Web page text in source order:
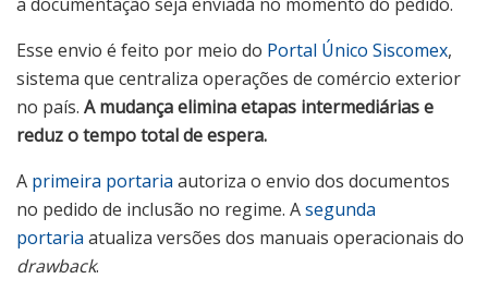
Esse envio é feito por meio do Portal Único Siscomex,
sistema que centraliza operações de comércio exterior
no país. A mudança elimina etapas intermediárias e
reduz o tempo total de espera.
A primeira portaria autoriza o envio dos documentos
no pedido de inclusão no regime. Asegunda
portaria atualiza versões dos manuais operacionais do
drawback.